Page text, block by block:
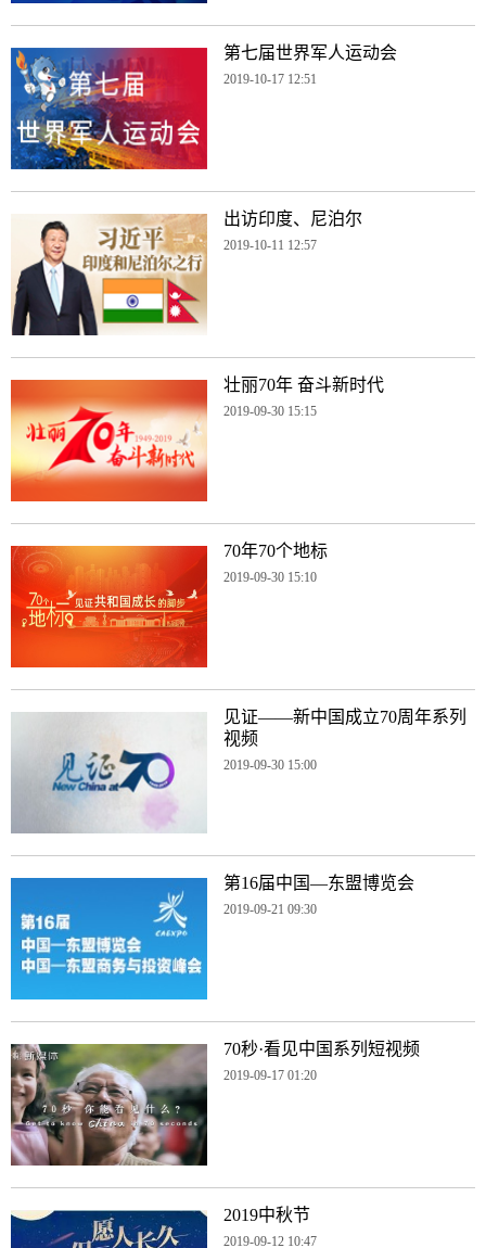
第七届世界军人运动会
2019-10-17 12:51
出访印度、尼泊尔
2019-10-11 12:57
壮丽70年 奋斗新时代
2019-09-30 15:15
70年70个地标
2019-09-30 15:10
见证——新中国成立70周年系列
视频
2019-09-30 15:00
第16届中国—东盟博览会
2019-09-21 09:30
70秒·看见中国系列短视频
2019-09-17 01:20
2019中秋节
2019-09-12 10:47